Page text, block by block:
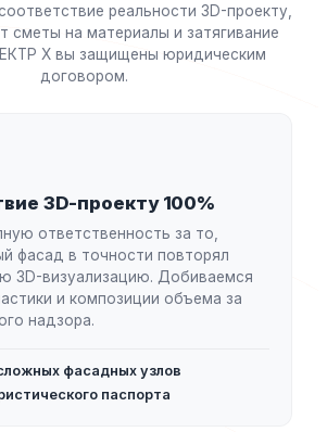
реальности 3D-проекту,
сметы на материалы и затягивание
X вы защищены юридическим
договором.
3D-проекту 100%
ответственность за то,
фасад в точности повторял
3D-визуализацию. Добиваемся
и композиции объема за
надзора.
фасадных узлов
паспорта